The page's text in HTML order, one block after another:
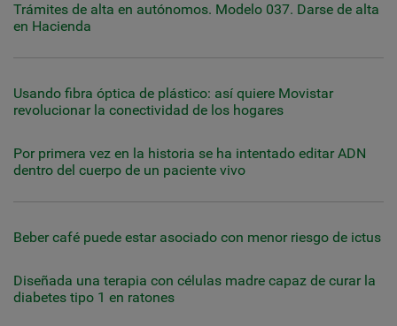
Trámites de alta en autónomos. Modelo 037. Darse de alta
en Hacienda
Usando fibra óptica de plástico: así quiere Movistar
revolucionar la conectividad de los hogares
Por primera vez en la historia se ha intentado editar ADN
dentro del cuerpo de un paciente vivo
Beber café puede estar asociado con menor riesgo de ictus
Diseñada una terapia con células madre capaz de curar la
diabetes tipo 1 en ratones